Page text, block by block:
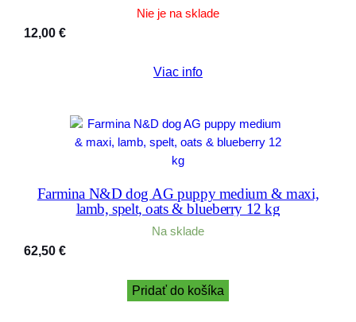
Nie je na sklade
12,00 €
Viac info
Farmina N&D dog AG puppy medium & maxi,
lamb, spelt, oats & blueberry 12 kg
Na sklade
62,50 €
Pridať do košíka